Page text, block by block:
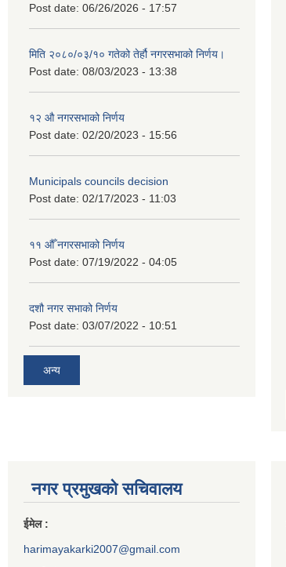
Post date: 06/26/2026 - 17:57
मिति २०८०/०३/१० गतेको तेर्हौ नगरसभाको निर्णय।
Post date: 08/03/2023 - 13:38
१२ औ नगरसभाको निर्णय
Post date: 02/20/2023 - 15:56
Municipals councils decision
Post date: 02/17/2023 - 11:03
११ ‌औँ नगरसभाको निर्णय
Post date: 07/19/2022 - 04:05
दशौ नगर सभाको निर्णय
Post date: 03/07/2022 - 10:51
अन्य
नगर प्रमुखको सचिवालय
ईमेल :
harimayakarki2007@gmail.com